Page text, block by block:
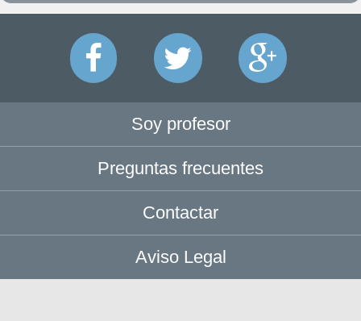
Soy profesor
Preguntas frecuentes
Contactar
Aviso Legal